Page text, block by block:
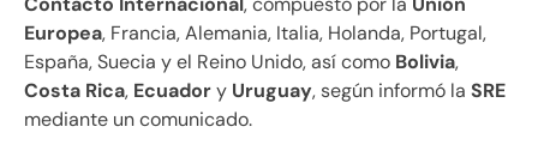
Europea, Francia, Alemania, Italia, Holanda, Portugal,
España, Suecia y el Reino Unido, así como Bolivia,
Costa Rica, Ecuadory Uruguay, según informó la SRE
mediante un comunicado.